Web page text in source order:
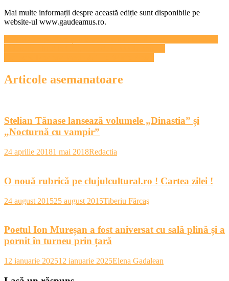
Mai multe informații despre această ediție sunt disponibile pe
website-ul www.gaudeamus.ro.
Navigare
în
Articole asemanatoare
Stelian Tănase lansează volumele „Dinastia” și
„Nocturnă cu vampir”
24 aprilie 20181 mai 2018Redactia
O nouă rubrică pe clujulcultural.ro ! Cartea zilei !
24 august 201525 august 2015Tiberiu Fărcaş
Poetul Ion Mureșan a fost aniversat cu sală plină și a
pornit în turneu prin țară
12 ianuarie 202512 ianuarie 2025Elena Gadalean